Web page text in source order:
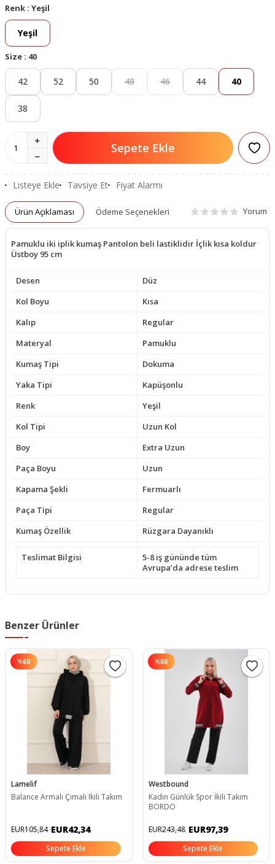
Renk : Yeşil
Yeşil
Size : 40
42 52 50 48 46 44 40
38
Sepete Ekle
Listeye Ekle Tavsiye Et Fiyat Alarmı
Ürün Açıklaması Ödeme Seçenekleri Yorum
Pamuklu iki iplik kumaş Pantolon beli lastiklidir İçlik kısa koldur
Üstboy 95 cm
Desen
Düz
Kol Boyu
Kısa
Kalıp
Regular
Materyal
Pamuklu
Kumaş Tipi
Dokuma
Yaka Tipi
Kapüşonlu
Renk
Yeşil
Kol Tipi
Uzun Kol
Boy
Extra Uzun
Paça Boyu
Uzun
Kapama Şekli
Fermuarlı
Paça Tipi
Regular
Kumaş Özellik
Rüzgara Dayanıklı
Teslimat Bilgisi
5-8 iş gününde tüm
Avrupa’da adrese teslim
Benzer Ürünler
%60
Lamelif
Balance Armalı Çımalı Ikili Takım
EUR105,84 EUR42,34
Sepete Ekle
%60
Westbound
Kadın Günlük Spor İkili Takım
BORDO
EUR243,48 EUR97,39
Sepete Ekle